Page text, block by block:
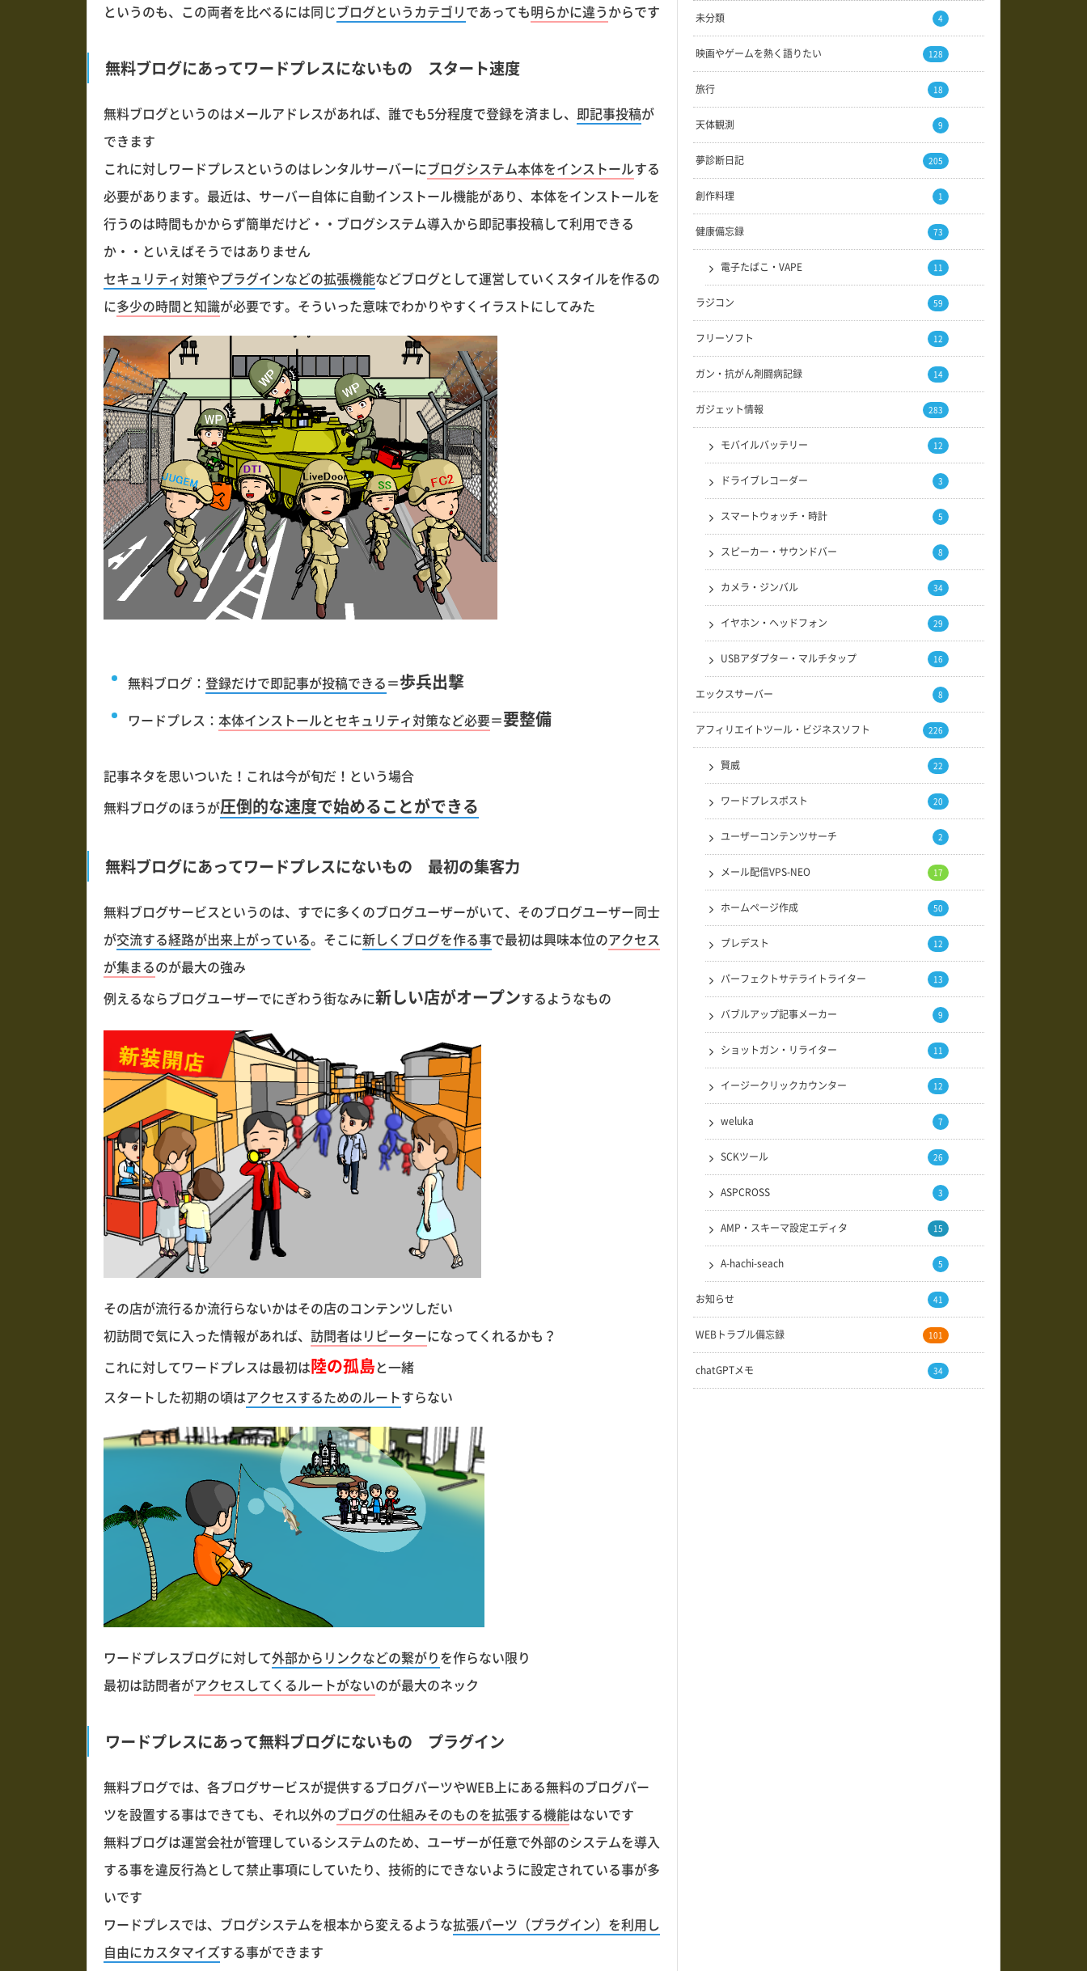
というのも、この両者を比べるには同じブログというカテゴリであっても明らかに違うからです
無料ブログにあってワードプレスにないもの スタート速度
無料ブログというのはメールアドレスがあれば、誰でも5分程度で登録を済まし、 即記事投稿が
できます
これに対しワードプレスというのはレンタルサーバーにブログシステム本体をインストールする
必要があります。最近は、サーバー自体に自動インストール機能があり、本体をインストールを
行うのは時間もかからず簡単だけど・・ブログシステム導入から即記事投稿して利用できる
か・・といえばそうではありません
セキュリティ対策やプラグインなどの拡張機能などブログとして運営していくスタイルを作るの
に多少の時間と知識が必要です。そういった意味でわかりやすくイラストにしてみた
無料ブログ： 登録だけで即記事が投稿できる＝歩兵出撃
ワードプレス： 本体インストールとセキュリティ対策など必要＝要整備
記事ネタを思いついた！これは今が旬だ！という場合
無料ブログのほうが圧倒的な速度で始めることができる
無料ブログにあってワードプレスにないもの 最初の集客力
無料ブログサービスというのは、すでに多くのブログユーザーがいて、そのブログユーザー同士
が交流する経路が出来上がっている。そこに新しくブログを作る事で最初は興味本位のアクセス
が集まるのが最大の強み
例えるならブログユーザーでにぎわう街なみに新しい店がオープンするようなもの
その店が流行るか流行らないかはその店のコンテンツしだい
初訪問で気に入った情報があれば、 訪問者はリピーターになってくれるかも？
これに対してワードプレスは最初は陸の孤島と一緒
スタートした初期の頃はアクセスするためのルートすらない
ワードプレスブログに対して外部からリンクなどの繋がりを作らない限り
最初は訪問者がアクセスしてくるルートがないのが最大のネック
ワードプレスにあって無料ブログにないもの プラグイン
無料ブログでは、各ブログサービスが提供するブログパーツやWEB上にある無料のブログパー
ツを設置する事はできても、それ以外のブログの仕組みそのものを拡張する機能はないです
無料ブログは運営会社が管理しているシステムのため、ユーザーが任意で外部のシステムを導入
する事を違反行為として禁止事項にしていたり、技術的にできないように設定されている事が多
いです
ワードプレスでは、ブログシステムを根本から変えるような拡張パーツ（プラグイン）を利用し
自由にカスタマイズする事ができます
未分類 4
映画やゲームを熱く語りたい 128
旅行 18
天体観測 9
夢診断日記 205
創作料理 1
健康備忘録 73
電子たばこ・VAPE 11
ラジコン 59
フリーソフト 12
ガン・抗がん剤闘病記録 14
ガジェット情報 283
モバイルバッテリー 12
ドライブレコーダー 3
スマートウォッチ・時計 5
スピーカー・サウンドバー 8
カメラ・ジンバル 34
イヤホン・ヘッドフォン 29
USBアダプター・マルチタップ 16
エックスサーバー 8
アフィリエイトツール・ビジネスソフト 226
賢威 22
ワードプレスポスト 20
ユーザーコンテンツサーチ 2
メール配信VPS-NEO 17
ホームページ作成 50
プレデスト 12
パーフェクトサテライトライター 13
バブルアップ記事メーカー 9
ショットガン・リライター 11
イージークリックカウンター 12
weluka 7
SCKツール 26
ASPCROSS 3
AMP・スキーマ設定エディタ 15
A-hachi-seach 5
お知らせ 41
WEBトラブル備忘録 101
chatGPTメモ 34